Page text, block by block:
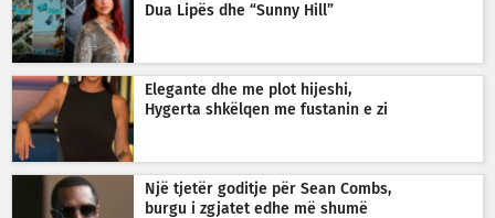
Dua Lipës dhe “Sunny Hill”
Elegante dhe me plot hijeshi,
Hygerta shkëlqen me fustanin e zi
Një tjetër goditje për Sean Combs,
burgu i zgjatet edhe më shumë